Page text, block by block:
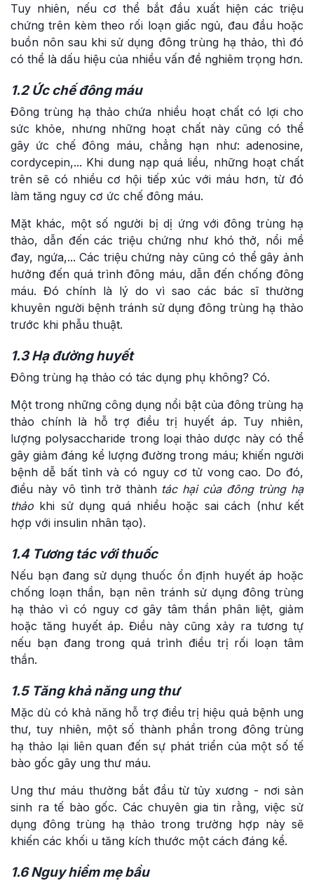
Tuy nhiên, nếu cơ thể bắt đầu xuất hiện các triệu
chứng trên kèm theo rối loạn giấc ngủ, đau đầu hoặc
buồn nôn sau khi sử dụng đông trùng hạ thảo, thì đó
có thể là dấu hiệu của nhiều vấn đề nghiêm trọng hơn.
1.2 Ức chế đông máu
Đông trùng hạ thảo chứa nhiều hoạt chất có lợi cho
sức khỏe, nhưng những hoạt chất này cũng có thể
gây ức chế đông máu, chẳng hạn như: adenosine,
cordycepin,... Khi dung nạp quá liều, những hoạt chất
trên sẽ có nhiều cơ hội tiếp xúc với máu hơn, từ đó
làm tăng nguy cơ ức chế đông máu.
Mặt khác, một số người bị dị ứng với đông trùng hạ
thảo, dẫn đến các triệu chứng như khó thở, nổi mề
đay, ngứa,... Các triệu chứng này cũng có thể gây ảnh
hưởng đến quá trình đông máu, dẫn đến chống đông
máu. Đó chính là lý do vì sao các bác sĩ thường
khuyên người bệnh tránh sử dụng đông trùng hạ thảo
trước khi phẫu thuật.
1.3 Hạ đường huyết
Đông trùng hạ thảo có tác dụng phụ không? Có.
Một trong những công dụng nổi bật của đông trùng hạ
thảo chính là hỗ trợ điều trị huyết áp. Tuy nhiên,
lượng polysaccharide trong loại thảo dược này có thể
gây giảm đáng kể lượng đường trong máu; khiến người
bệnh dễ bất tỉnh và có nguy cơ tử vong cao. Do đó,
điều này vô tình trở thành tác hại của đông trùng hạ
thảo khi sử dụng quá nhiều hoặc sai cách (như kết
hợp với insulin nhân tạo).
1.4 Tương tác với thuốc
Nếu bạn đang sử dụng thuốc ổn định huyết áp hoặc
chống loạn thần, bạn nên tránh sử dụng đông trùng
hạ thảo vì có nguy cơ gây tâm thần phân liệt, giảm
hoặc tăng huyết áp. Điều này cũng xảy ra tương tự
nếu bạn đang trong quá trình điều trị rối loạn tâm
thần.
1.5 Tăng khả năng ung thư
Mặc dù có khả năng hỗ trợ điều trị hiệu quả bệnh ung
thư, tuy nhiên, một số thành phần trong đông trùng
hạ thảo lại liên quan đến sự phát triển của một số tế
bào gốc gây ung thư máu.
Ung thư máu thường bắt đầu từ tủy xương - nơi sản
sinh ra tế bào gốc. Các chuyên gia tin rằng, việc sử
dụng đông trùng hạ thảo trong trường hợp này sẽ
khiến các khối u tăng kích thước một cách đáng kể.
1.6 Nguy hiểm mẹ bầu